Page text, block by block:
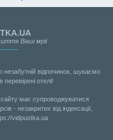
Ваші мрії
незабутній відпочинок, шукаємо
отелі!
сайту має супроводжуватися
- незакритих від індексації,
vidpustka.ua